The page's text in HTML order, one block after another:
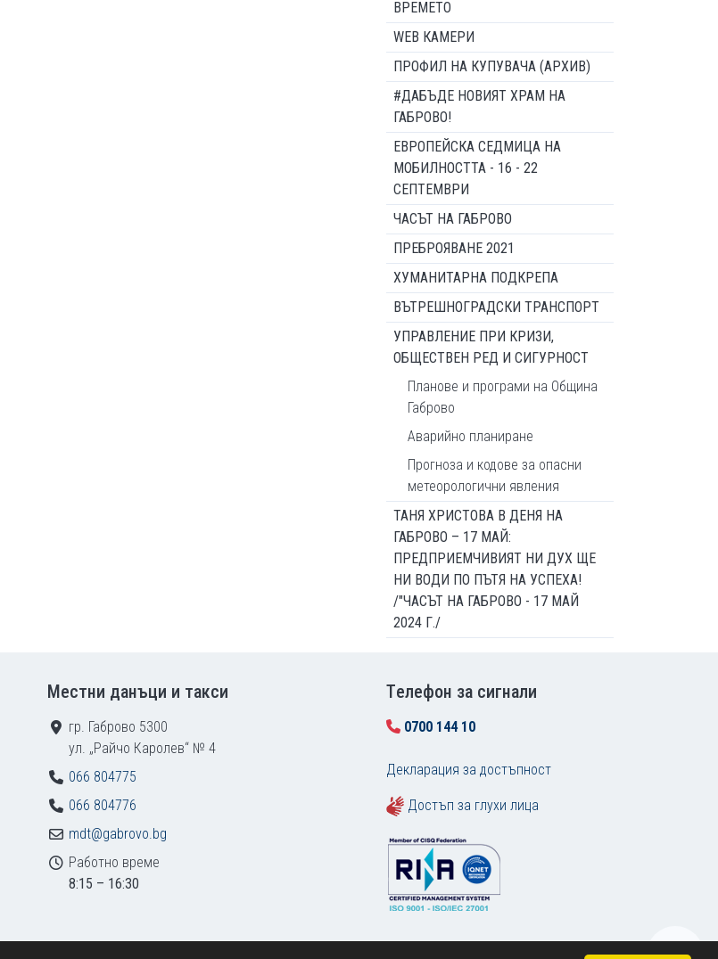
ВРЕМЕТО
WEB КАМЕРИ
ПРОФИЛ НА КУПУВАЧА (АРХИВ)
#ДАБЪДЕ НОВИЯТ ХРАМ НА
ГАБРОВО!
ЕВРОПЕЙСКА СЕДМИЦА НА
МОБИЛНОСТТА - 16 - 22
СЕПТЕМВРИ
ЧАСЪТ НА ГАБРОВО
ПРЕБРОЯВАНЕ 2021
ХУМАНИТАРНА ПОДКРЕПА
ВЪТРЕШНОГРАДСКИ ТРАНСПОРТ
УПРАВЛЕНИЕ ПРИ КРИЗИ,
ОБЩЕСТВЕН РЕД И СИГУРНОСТ
Планове и програми на Община
Габрово
Аварийно планиране
Прогноза и кодове за опасни
метеорологични явления
ТАНЯ ХРИСТОВА В ДЕНЯ НА
ГАБРОВО – 17 МАЙ:
ПРЕДПРИЕМЧИВИЯТ НИ ДУХ ЩЕ
НИ ВОДИ ПО ПЪТЯ НА УСПЕХА!
/"ЧАСЪТ НА ГАБРОВО - 17 МАЙ
2024 Г./
Местни данъци и такси
гр. Габрово 5300
ул. „Райчо Каролев“ № 4
066 804775
066 804776
mdt@gabrovo.bg
Работно време
8:15 – 16:30
Tелефон за сигнали
0700 144 10
Декларация за достъпност
Достъп за глухи лица